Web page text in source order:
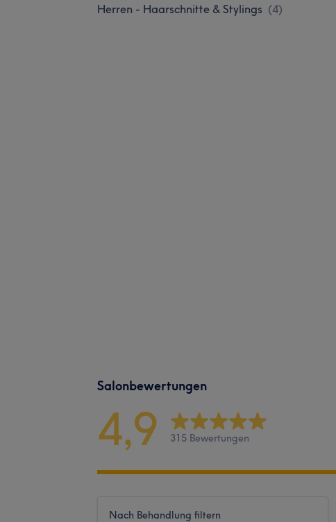
Herren - Haarschnitte & Stylings (4)
Salonbewertungen
4,9 315 Bewertungen
Nach Behandlung filtern